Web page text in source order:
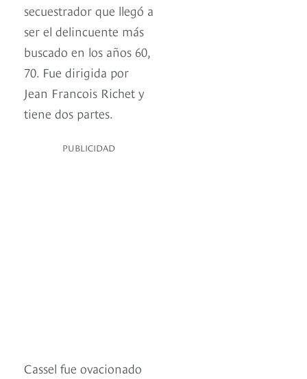
secuestrador que llegó a
ser el delincuente más
buscado en los años 60,
70. Fue dirigida por
Jean Francois Richet y
tiene dos partes.
PUBLICIDAD
Cassel fue ovacionado